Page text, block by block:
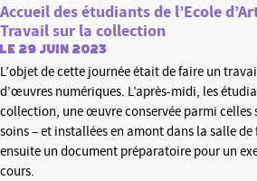
Accueil des étudiants de l’Ecole
Travail sur la collection
le 29 juin 2023
L’objet de cette journée était de faire un
d’œuvres numériques. L’après-midi, les
collection, une œuvre conservée parmi celles
soins – et installées en amont dans la salle
ensuite un document préparatoire pour un
cours.